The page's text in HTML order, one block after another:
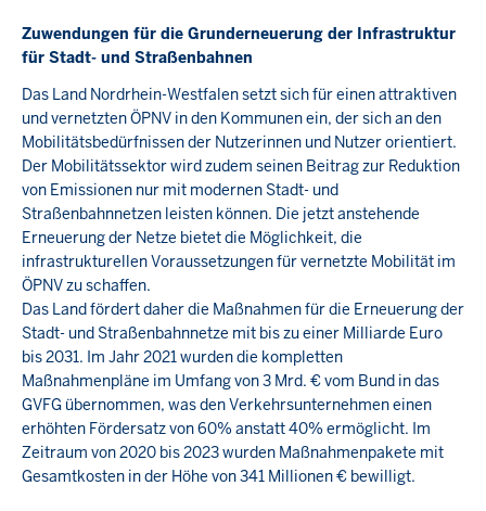
Zuwendungen für die Grunderneuerung der Infrastruktur
für Stadt- und Straßenbahnen
Das Land Nordrhein-Westfalen setzt sich für einen attraktiven
und vernetzten ÖPNV in den Kommunen ein, der sich an den
Mobilitätsbedürfnissen der Nutzerinnen und Nutzer orientiert.
Der Mobilitätssektor wird zudem seinen Beitrag zur Reduktion
von Emissionen nur mit modernen Stadt- und
Straßenbahnnetzen leisten können. Die jetzt anstehende
Erneuerung der Netze bietet die Möglichkeit, die
infrastrukturellen Voraussetzungen für vernetzte Mobilität im
ÖPNV zu schaffen.
Das Land fördert daher die Maßnahmen für die Erneuerung der
Stadt- und Straßenbahnnetze mit bis zu einer Milliarde Euro
bis 2031. Im Jahr 2021 wurden die kompletten
Maßnahmenpläne im Umfang von 3 Mrd. € vom Bund in das
GVFG übernommen, was den Verkehrsunternehmen einen
erhöhten Fördersatz von 60% anstatt 40% ermöglicht. Im
Zeitraum von 2020 bis 2023 wurden Maßnahmenpakete mit
Gesamtkosten in der Höhe von 341 Millionen € bewilligt.